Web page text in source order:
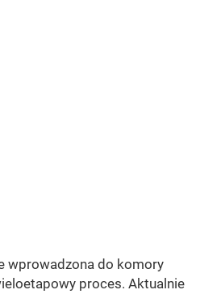
wprowadzona do komory
proces. Aktualnie